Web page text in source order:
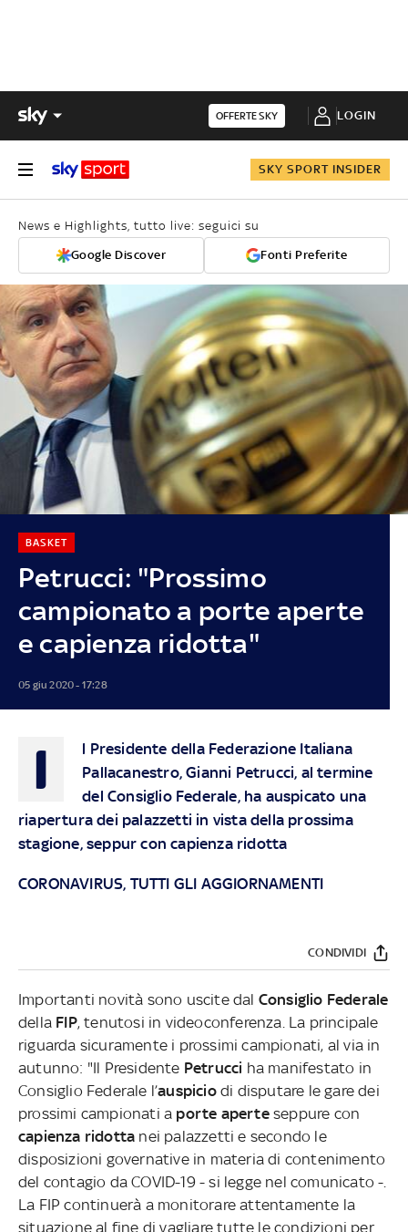
OFFERTE SKY LOGIN
SKY SPORT INSIDER
News e Highlights, tutto live: seguici su
Google Discover Fonti Preferite
Petrucci: "Prossimo
campionato a porte aperte
e capienza ridotta"
BASKET
05 giu 2020 - 17:28
I
l Presidente della Federazione Italiana
Pallacanestro, Gianni Petrucci, al termine
del Consiglio Federale, ha auspicato una
riapertura dei palazzetti in vista della prossima
stagione, seppur con capienza ridotta
CORONAVIRUS, TUTTI GLI AGGIORNAMENTI
CONDIVIDI
Importanti novità sono uscite dal Consiglio Federale
della FIP, tenutosi in videoconferenza. La principale
riguarda sicuramente i prossimi campionati, al via in
autunno: "Il Presidente Petrucci ha manifestato in
Consiglio Federale l’auspiciodi disputare le gare dei
prossimi campionati a porte aperteseppure con
capienza ridotta nei palazzetti e secondo le
disposizioni governative in materia di contenimento
del contagio da COVID-19 - si legge nel comunicato -.
La FIP continuerà a monitorare attentamente la
situazione al fine di vagliare tutte le condizioni per